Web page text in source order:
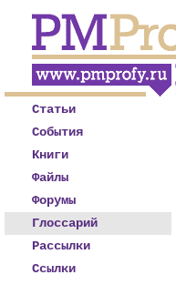
Статьи
События
Книги
Файлы
Форумы
Глоссарий
Рассылки
Ссылки